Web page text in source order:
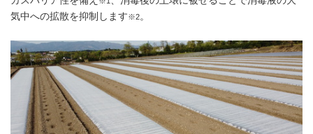
気中への拡散を抑制します※2。